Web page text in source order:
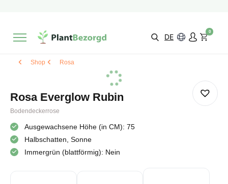
Wähle selbst
DE
0
Shop Rosa
Rosa Everglow Rubin
Bodendeckerrose
Ausgewachsene Höhe (in CM): 75
Halbschatten, Sonne
Immergrün (blattförmig): Nein